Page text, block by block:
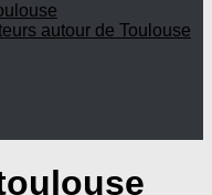
autour de Toulouse